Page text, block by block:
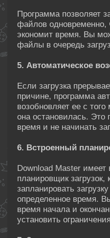
Программа позволяет
файлов одновременно,
экономит время. Вы
файлы в очередь
5. Автоматическое
Если загрузка
причине, программа
возобновляет ее с
она остановилась. Это
время и не начинать
6. Встроенный
Download Master имеет
планировщик загрузок,
запланировать
определенное время.
время начала и
установить